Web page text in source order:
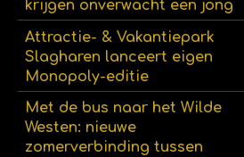
krijgen onverwacht een jong
Attractie- & Vakantiepark
Slagharen lanceert eigen
Monopoly-editie
Met de bus naar het Wilde
Westen: nieuwe
zomerverbinding tussen